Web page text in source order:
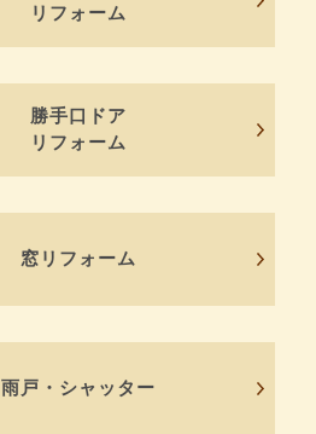
リフォーム
勝手口ドア
リフォーム
窓リフォーム
雨戸・シャッター